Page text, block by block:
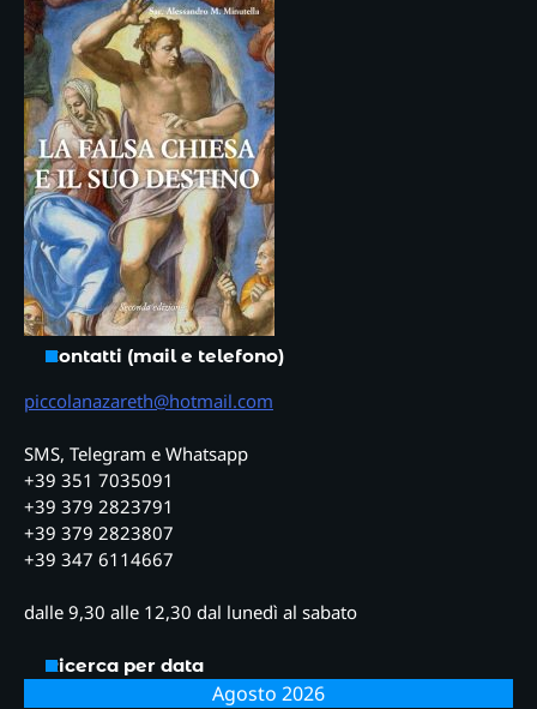
Contatti (mail e telefono)
piccolanazareth@hotmail.com
SMS, Telegram e Whatsapp
+39 351 7035091
+39 379 2823791
+39 379 2823807
+39 347 6114667
dalle 9,30 alle 12,30 dal lunedì al sabato
Ricerca per data
Agosto 2026